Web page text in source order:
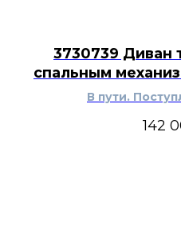
3730739 Диван
спальным
В пути.
142